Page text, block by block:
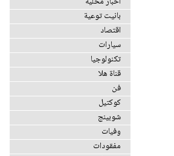
بانيت توعية
اقتصاد
سيارات
تكنولوجيا
قناة هلا
فن
كوكتيل
شوبينج
وفيات
مفقودات